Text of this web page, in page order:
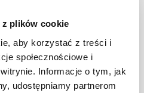
plików cookie
aby korzystać z treści i
społecznościowe i
Informacje o tym, jak
udostępniamy partnerom